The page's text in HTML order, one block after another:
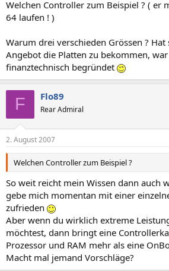
Welchen Controller zum Beispiel ? ( er
64 laufen ! )
Warum drei verschieden Grössen ?
Angebot die Platten zu bekommen,
finanztechnisch begründet
F Flo89
Rear Admiral
2. August 2007
Welchen Controller zum Beispiel ?
So weit reicht mein Wissen dann auch
gebe mich momentan mit einer
zufrieden
Aber wenn du wirklich extreme
möchtest, dann bringt eine
Prozessor und RAM mehr als eine
Macht mal jemand Vorschläge?